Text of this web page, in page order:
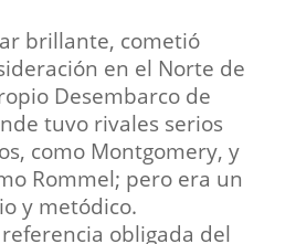
brillante, cometió
en el Norte de
Desembarco de
tuvo rivales serios
como Montgomery, y
Rommel; pero era un
y metódico.
obligada del